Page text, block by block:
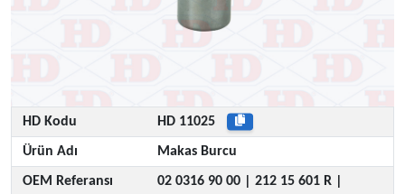
HD Kodu HD 11025
Ürün Adı Makas Burcu
OEM Referansı 02 0316 90 00 | 212 15 601 R